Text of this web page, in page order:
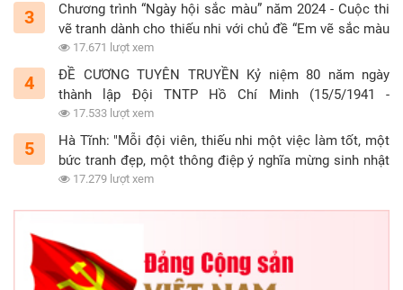
3
Chương trình “Ngày hội sắc màu” năm 2024 - Cuộc thi
vẽ tranh dành cho thiếu nhi với chủ đề “Em vẽ sắc màu
tình nguyện”
17.671 lượt xem
4
ĐỀ CƯƠNG TUYÊN TRUYỀN Kỷ niệm 80 năm ngày
thành lập Đội TNTP Hồ Chí Minh (15/5/1941 -
15/5/2021)
17.533 lượt xem
5
Hà Tĩnh: "Mỗi đội viên, thiếu nhi một việc làm tốt, một
bức tranh đẹp, một thông điệp ý nghĩa mừng sinh nhật
Đội"17.279 lượt xem